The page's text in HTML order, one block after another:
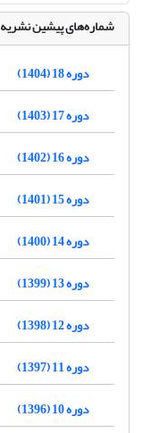
شماره‌های پیشین نشریه
دوره 18 (1404)
دوره 17 (1403)
دوره 16 (1402)
دوره 15 (1401)
دوره 14 (1400)
دوره 13 (1399)
دوره 12 (1398)
دوره 11 (1397)
دوره 10 (1396)